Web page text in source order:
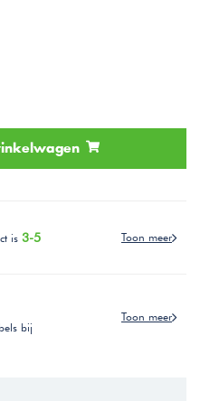
is 3-5
Toon meer
bij
Toon meer